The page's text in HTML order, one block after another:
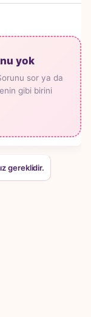
yok
sor ya da
gibi birini
gereklidir.